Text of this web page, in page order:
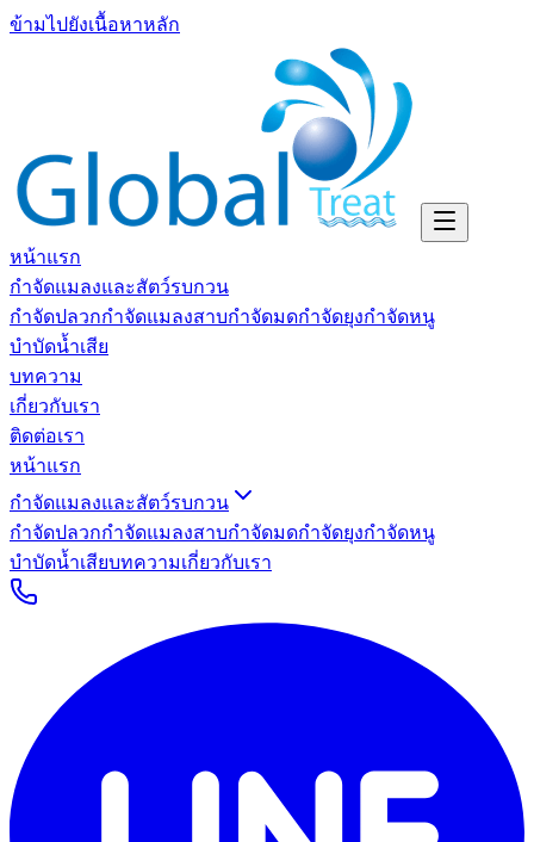
ข้ามไปยังเนื้อหาหลัก
หน้าแรก
กำจัดแมลงและสัตว์รบกวน
กำจัดปลวกกำจัดแมลงสาบกำจัดมดกำจัดยุงกำจัดหนู
บำบัดน้ำเสีย
บทความ
เกี่ยวกับเรา
ติดต่อเรา
หน้าแรก
กำจัดแมลงและสัตว์รบกวน
กำจัดปลวกกำจัดแมลงสาบกำจัดมดกำจัดยุงกำจัดหนู
บำบัดน้ำเสียบทความเกี่ยวกับเรา